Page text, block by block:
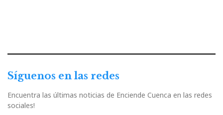
Síguenos en las redes
Encuentra las últimas noticias de Enciende Cuenca en las redes
sociales!